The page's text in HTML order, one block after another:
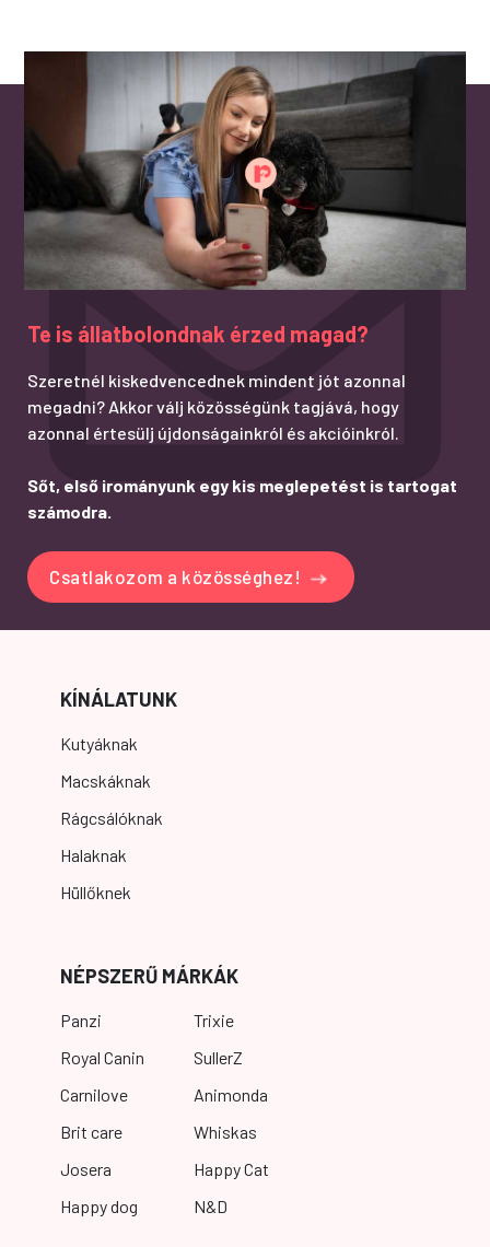
Te is állatbolondnak érzed magad?
Szeretnél kiskedvencednek mindent jót azonnal
megadni? Akkor válj közösségünk tagjává, hogy
azonnal értesülj újdonságainkról és akcióinkról.
Sőt, első irományunk egy kis meglepetést is tartogat
számodra.
Csatlakozom a közösséghez!
KÍNÁLATUNK
Kutyáknak
Macskáknak
Rágcsálóknak
Halaknak
Hüllőknek
NÉPSZERŰ MÁRKÁK
Panzi
Royal Canin
Carnilove
Brit care
Josera
Happy dog
Trixie
SullerZ
Animonda
Whiskas
Happy Cat
N&D